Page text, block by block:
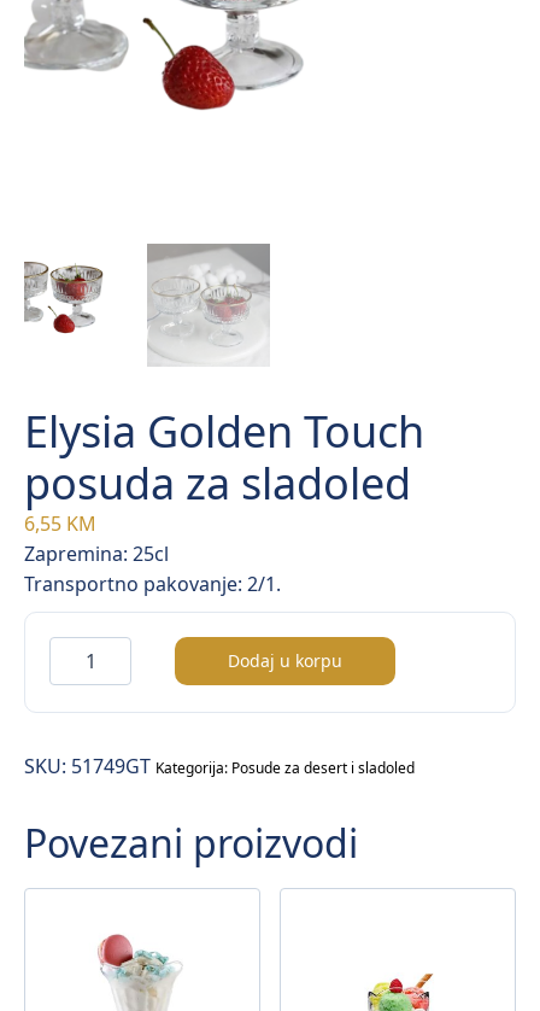
Elysia Golden Touch
posuda za sladoled
6,55 KM
Zapremina: 25cl
Transportno pakovanje: 2/1.
Elysia
Golden
Touch
za
količina
Dodaj u korpu
SKU: 51749GT Kategorija: Posude za desert i sladoled
Povezani proizvodi